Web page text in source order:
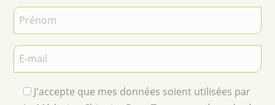
J'accepte que mes données soient utilisées par